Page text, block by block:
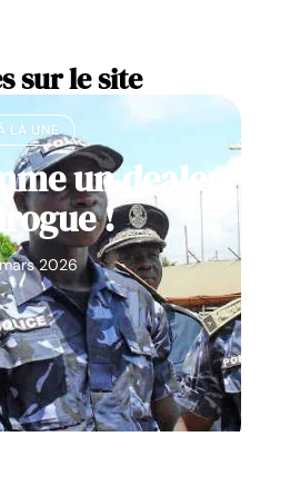
sur le site
LA UNE
un dealer
!
2026